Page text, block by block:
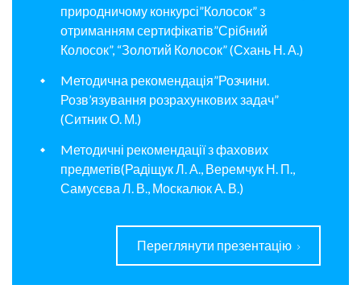
природничому конкурсі”Колосок” з
отриманням сертифікатів”Срібний
Колосок”, “Золотий Колосок” (Схань Н. А.)
Mетодична рекомендація”Розчини.
Розв’язування розрахункових задач”
(Ситник О. М.)
Mетодичні рекомендації з фахових
предметів(Радіщук Л. А., Веремчук Н. П.,
Самусєва Л. В., Москалюк А. В.)
Переглянути презентацію